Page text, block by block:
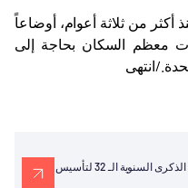
من ثلاثة أعوام، أوضاعاً
معظم السكان بحاجة إلى
انتهى
رئيس تيكا ينشر رسالة بمناسبة الذكرى السنوية الـ 32 لتأسيس